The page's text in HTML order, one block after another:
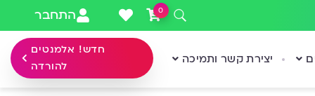
0 התחבר
יצירת קשר ותמיכה
חדש! אלמנטים
להורדה